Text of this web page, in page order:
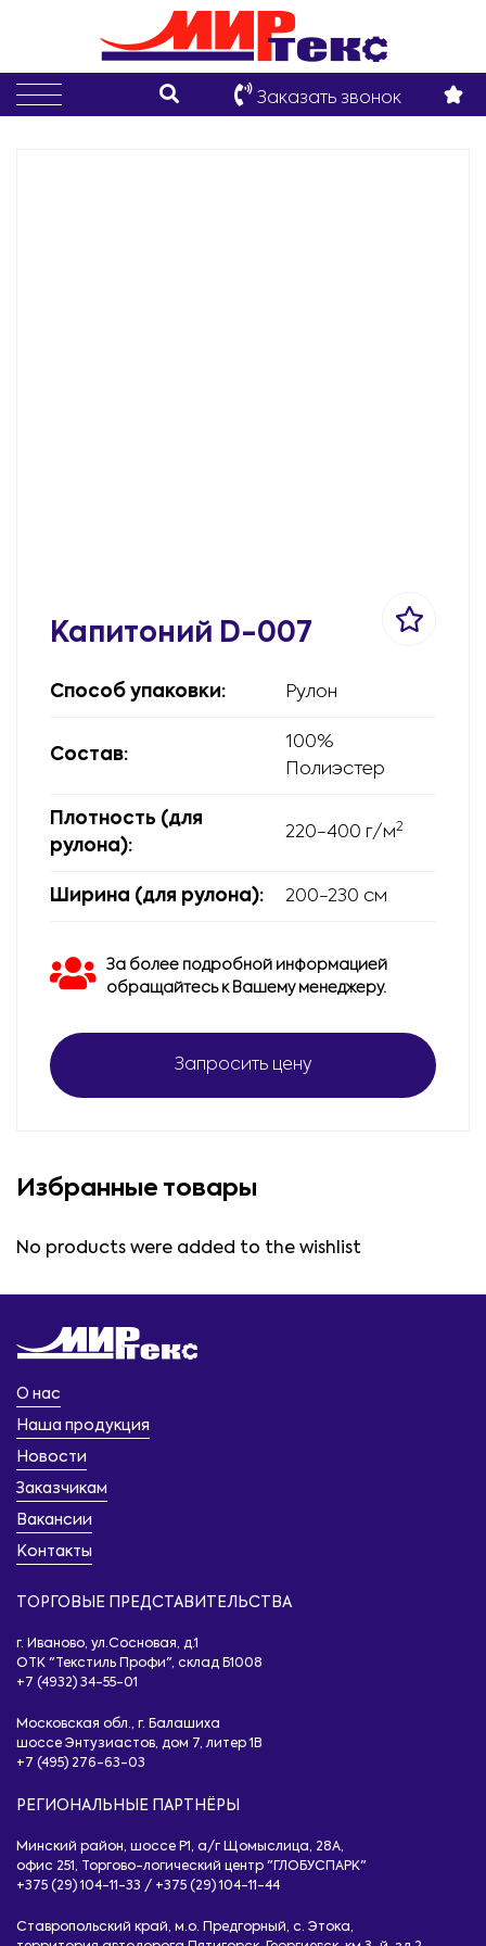
Заказать звонок
Капитоний D-007
Способ упаковки: Рулон
Состав:
100%
Полиэстер
Плотность (для
рулона):
220-400 г/м2
Ширина (для рулона): 200-230 см
За более подробной информацией
обращайтесь к Вашему менеджеру.
Запросить цену
Избранные товары
No products were added to the wishlist
О нас
Наша продукция
Новости
Заказчикам
Вакансии
Контакты
ТОРГОВЫЕ ПРЕДСТАВИТЕЛЬСТВА
г. Иваново, ул.Сосновая, д.1
ОТК "Текстиль Профи", склад Б1008
+7 (4932) 34-55-01
Московская обл., г. Балашиха
шоссе Энтузиастов, дом 7, литер 1B
+7 (495) 276-63-03
РЕГИОНАЛЬНЫЕ ПАРТНЁРЫ
Минский район, шоссе Р1, а/г Щомыслица, 28А,
офис 251, Торгово-логический центр "ГЛОБУСПАРК"
+375 (29) 104-11-33 / +375 (29) 104-11-44
Ставропольский край, м.о. Предгорный, с. Этока,